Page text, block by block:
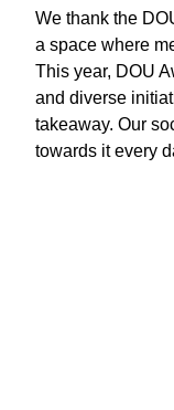
We thank the
a space where
This year, DOU
and diverse
takeaway. Our
towards it every